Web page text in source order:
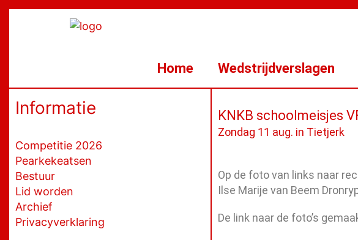
Ga
Home Wedstrijdverslagen
Informatie
Competitie 2026
Pearkekeatsen
Bestuur
Lid worden
Archief
Privacyverklaring
KNKB schoolmeisjes
Zondag 11 aug. in Tietjerk
Op de foto van links naar
Ilse Marije van Beem
De link naar de foto’s